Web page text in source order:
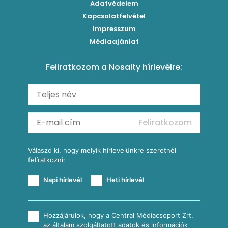
Carbonara
Szaftos paprikás csirke
Shakshuka
Ratatouille
Kukoricás-újhagymás lepény
Mexikói húsleves kukorica salsával
Almás-kéksajtos kukoricasaláta
Köretek
Reggeli receptek
Adatvédelem
Kapcsolatfelvétel
Impresszum
Médiaajánlat
Feliratkozom a Nosalty hírlevélre:
Feliratkozom
Válaszd ki, hogy melyik hírlevelünkre szeretnél
felíratkozni:
Napi hírlevél Heti hírlevél
Hozzájárulok, hogy a Central Médiacsoport Zrt.
az általam szolgáltatott adatok és információk